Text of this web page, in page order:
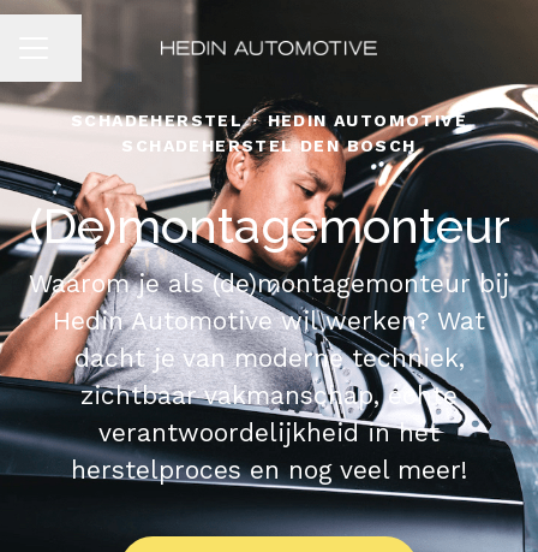
Pagina delen
SCHADEHERSTEL · HEDIN AUTOMOTIVE
SCHADEHERSTEL DEN BOSCH
(De)montagemonteur
Waarom je als (de)montagemonteur bij
Hedin Automotive wil werken? Wat
dacht je van moderne techniek,
zichtbaar vakmanschap, échte
verantwoordelijkheid in het
herstelproces en nog veel meer!